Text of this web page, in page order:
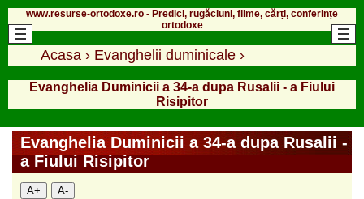
www.resurse-ortodoxe.ro - Predici, rugăciuni, filme, cărți, conferințe
ortodoxe
Acasa › Evanghelii duminicale ›
Evanghelia Duminicii a 34-a dupa Rusalii - a Fiului
Risipitor
Evanghelia Duminicii a 34-a dupa Rusalii -
a Fiului Risipitor
A+ A-